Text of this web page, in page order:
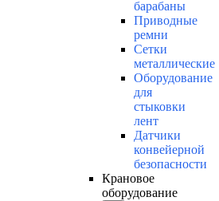
барабаны
Приводные
ремни
Сетки
металлические
Оборудование
для
стыковки
лент
Датчики
конвейерной
безопасности
Крановое
оборудование